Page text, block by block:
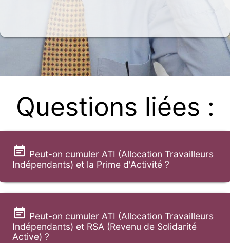
Questions liées :
Peut-on cumuler ATI (Allocation Travailleurs
Indépendants) et la Prime d'Activité ?
Peut-on cumuler ATI (Allocation Travailleurs
Indépendants) et RSA (Revenu de Solidarité
Active) ?